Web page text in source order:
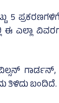
5
ಈ ಎಲ್ಲಾ
ತಿಳಿದು ಬಂದಿದೆ.